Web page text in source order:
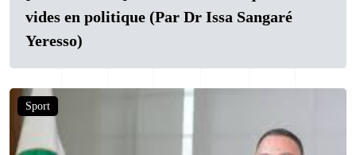
vides en politique (Par Dr Issa Sangaré
Yeresso)
Sport